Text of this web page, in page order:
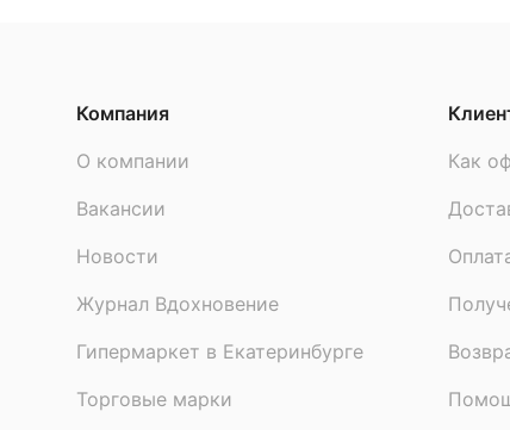
Компания
О компании
Вакансии
Новости
Журнал Вдохновение
Гипермаркет в Екатеринбурге
Торговые марки
Как